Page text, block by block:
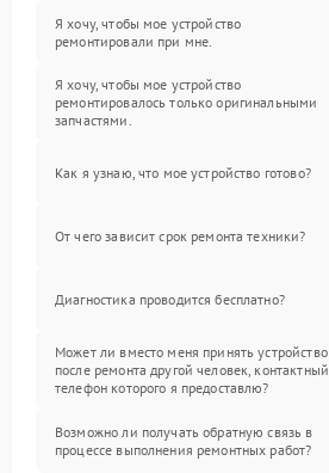
Я хочу, чтобы мое устройство
ремонтировали при мне.
Я хочу, чтобы мое устройство
ремонтировалось только оригинальными
запчастями.
Как я узнаю, что мое устройство готово?
От чего зависит срок ремонта техники?
Диагностика проводится бесплатно?
Может ли вместо меня принять устройство
после ремонта другой человек, контактный
телефон которого я предоставлю?
Возможно ли получать обратную связь в
процессе выполнения ремонтных работ?